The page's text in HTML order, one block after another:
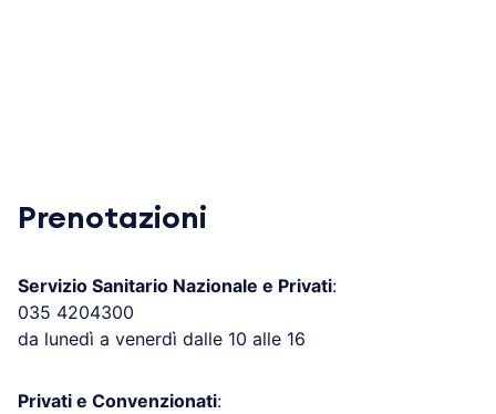
Prenotazioni
Servizio Sanitario Nazionale e Privati:
035 4204300
da lunedì a venerdì dalle 10 alle 16
Privati e Convenzionati: